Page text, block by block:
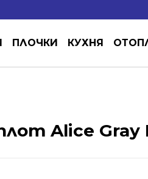
ПЛОЧКИ КУХНЯ
Alice Gray